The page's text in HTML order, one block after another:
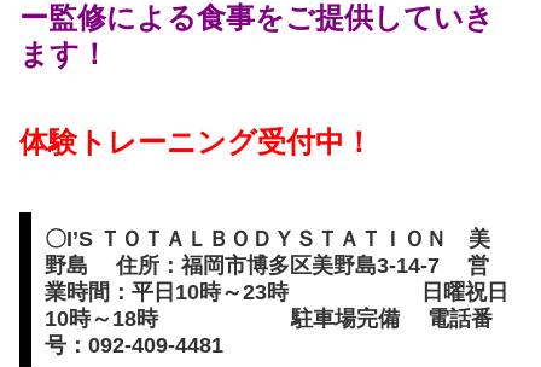
ー監修による食事をご提供していき
ます！
体験トレーニング受付中！
〇I’S ＴＯＴＡＬＢＯＤＹＳＴＡＴＩＯＮ 美
野島 住所：福岡市博多区美野島3-14-7 営
業時間：平日10時～23時 日曜祝日
10時～18時 駐車場完備 電話番
号：092-409-4481